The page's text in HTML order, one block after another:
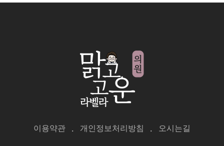
이용약관 개인정보처리방침 오시는길